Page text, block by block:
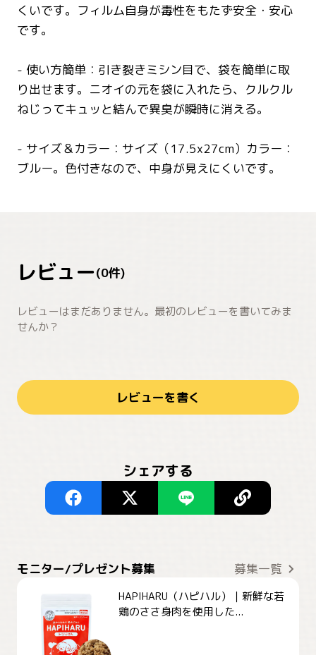
くいです。フィルム自身が毒性をもたず安全・安心
です。
- 使い方簡単：引き裂きミシン目で、袋を簡単に取
り出せます。ニオイの元を袋に入れたら、クルクル
ねじってキュッと結んで異臭が瞬時に消える。
- サイズ＆カラー：サイズ（17.5x27cm）カラー：
ブルー。色付きなので、中身が見えにくいです。
レビュー(0件)
レビューはまだありません。最初のレビューを書いてみま
せんか？
レビューを書く
シェアする
モニター/プレゼント募集 募集一覧
HAPIHARU（ハピハル）｜新鮮な若
鶏のささ身肉を使用した...